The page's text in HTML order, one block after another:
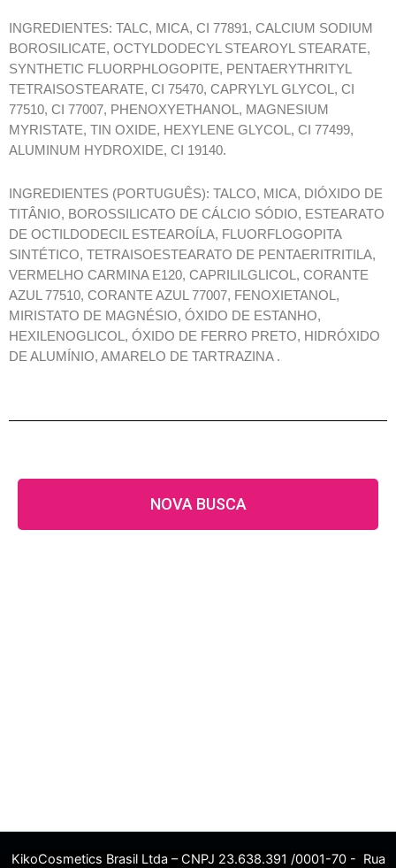
INGREDIENTES: TALC, MICA, CI 77891, CALCIUM SODIUM
BOROSILICATE, OCTYLDODECYL STEAROYL STEARATE,
SYNTHETIC FLUORPHLOGOPITE, PENTAERYTHRITYL
TETRAISOSTEARATE, CI 75470, CAPRYLYL GLYCOL, CI
77510, CI 77007, PHENOXYETHANOL, MAGNESIUM
MYRISTATE, TIN OXIDE, HEXYLENE GLYCOL, CI 77499,
ALUMINUM HYDROXIDE, CI 19140.
INGREDIENTES (PORTUGUÊS): TALCO, MICA, DIÓXIDO DE
TITÂNIO, BOROSSILICATO DE CÁLCIO SÓDIO, ESTEARATO
DE OCTILDODECIL ESTEAROÍLA, FLUORFLOGOPITA
SINTÉTICO, TETRAISOESTEARATO DE PENTAERITRITILA,
VERMELHO CARMINA E120, CAPRILILGLICOL, CORANTE
AZUL 77510, CORANTE AZUL 77007, FENOXIETANOL,
MIRISTATO DE MAGNÉSIO, ÓXIDO DE ESTANHO,
HEXILENOGLICOL, ÓXIDO DE FERRO PRETO, HIDRÓXIDO
DE ALUMÍNIO, AMARELO DE TARTRAZINA .
NOVA BUSCA
KikoCosmetics Brasil Ltda – CNPJ 23.638.391 /0001-70 - Rua